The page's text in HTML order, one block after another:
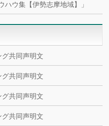
ハウ集【伊勢志摩地域】」
共同声明文
共同声明文
共同声明文
共同声明文